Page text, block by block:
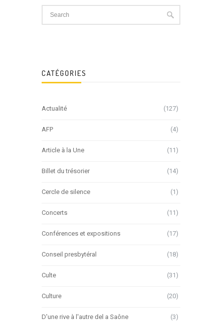
CATÉGORIES
Actualité (127)
AFP (4)
Article à la Une (11)
Billet du trésorier (14)
Cercle de silence (1)
Concerts (11)
Conférences et expositions (17)
Conseil presbytéral (18)
Culte (31)
Culture (20)
D'une rive à l'autre del a Saône (3)